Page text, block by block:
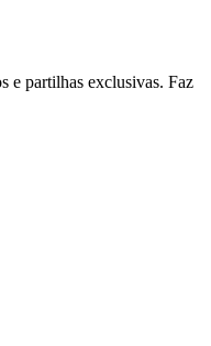
e partilhas exclusivas. Faz